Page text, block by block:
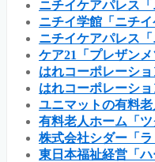
ニチイケアパレス「
ニチイ学館「ニチイ
ニチイケアパレス「
ケア21「プレザン
はれコーポレーショ
はれコーポレーショ
ユニマットの有料老
有料老人ホーム「ツ
株式会社シダー「ラ
東日本福祉経営「ハ